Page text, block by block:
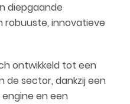
diepgaande
robuuste, innovatieve
ontwikkeld tot een
de sector, dankzij een
en een